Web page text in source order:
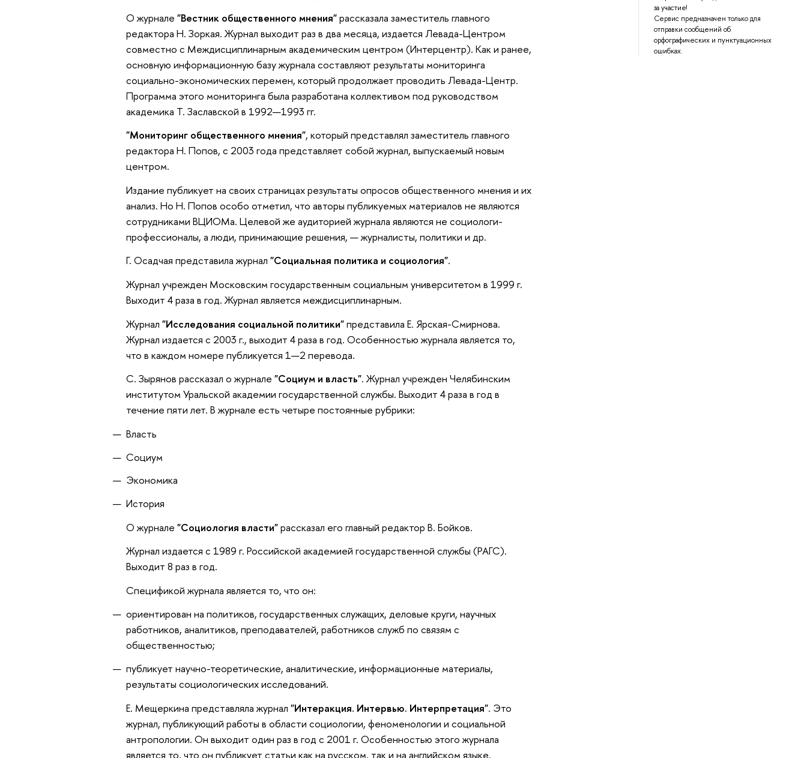
за участие!
Сервис предназначен только для
отправки сообщений об
орфографических и пунктуационных
ошибках.
О журнале "Вестник общественного мнения"рассказала заместитель главного
редактора Н. Зоркая. Журнал выходит раз в два месяца, издается Левада-Центром
совместно с Междисциплинарным академическим центром (Интерцентр). Как и ранее,
основную информационную базу журнала составляют результаты мониторинга
социально-экономических перемен, который продолжает проводить Левада-Центр.
Программа этого мониторинга была разработана коллективом под руководством
академика Т. Заславской в 1992—1993 гг.
"Мониторинг общественного мнения", который представлял заместитель главного
редактора Н. Попов, с 2003 года представляет собой журнал, выпускаемый новым
центром.
Издание публикует на своих страницах результаты опросов общественного мнения и их
анализ. Но Н. Попов особо отметил, что авторы публикуемых материалов не являются
сотрудниками ВЦИОМа. Целевой же аудиторией журнала являются не социологи-
профессионалы, а люди, принимающие решения, — журналисты, политики и др.
Г. Осадчая представила журнал "Социальная политика и социология".
Журнал учрежден Московским государственным социальным университетом в 1999 г.
Выходит 4 раза в год. Журнал является междисциплинарным.
Журнал "Исследования социальной политики"представила Е. Ярская-Смирнова.
Журнал издается с 2003 г., выходит 4 раза в год. Особенностью журнала является то,
что в каждом номере публикуется 1—2 перевода.
С. Зырянов рассказал о журнале "Социум и власть". Журнал учрежден Челябинским
институтом Уральской академии государственной службы. Выходит 4 раза в год в
течение пяти лет. В журнале есть четыре постоянные рубрики:
Власть
Социум
Экономика
История
О журнале "Социология власти"рассказал его главный редактор В. Бойков.
Журнал издается с 1989 г. Российской академией государственной службы (РАГС).
Выходит 8 раз в год.
Спецификой журнала является то, что он:
ориентирован на политиков, государственных служащих, деловые круги, научных
работников, аналитиков, преподавателей, работников служб по связям с
общественностью;
публикует научно-теоретические, аналитические, информационные материалы,
результаты социологических исследований.
Е. Мещеркина представляла журнал "Интеракция. Интервью. Интерпретация". Это
журнал, публикующий работы в области социологии, феноменологии и социальной
антропологии. Он выходит один раз в год с 2001 г. Особенностью этого журнала
является то, что он публикует статьи как на русском, так и на английском языке.